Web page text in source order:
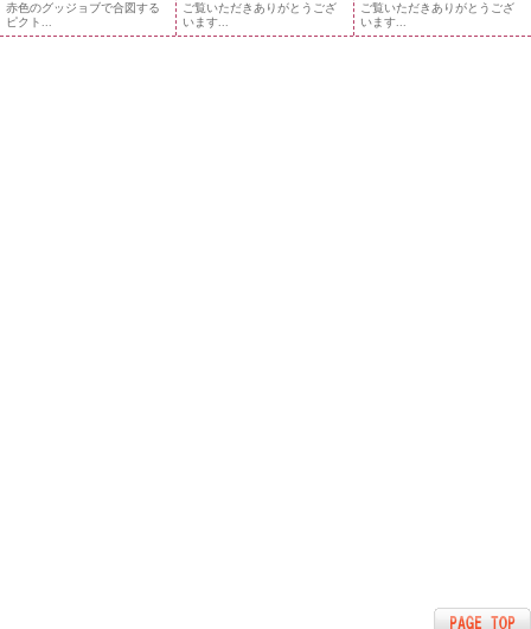
赤色のグッジョブで合図する
ピクト...
ご覧いただきありがとうござ
います...
ご覧いただきありがとうござ
います...